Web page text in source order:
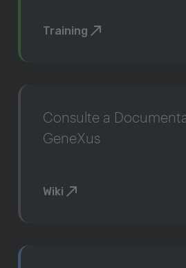
Training
Consulte a
GeneXus
Wiki